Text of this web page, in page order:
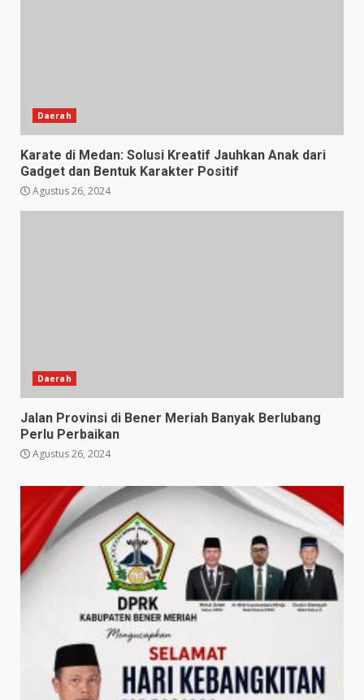
Daerah
Karate di Medan: Solusi Kreatif Jauhkan Anak dari
Gadget dan Bentuk Karakter Positif
Agustus 26, 2024
Daerah
Jalan Provinsi di Bener Meriah Banyak Berlubang
Perlu Perbaikan
Agustus 26, 2024